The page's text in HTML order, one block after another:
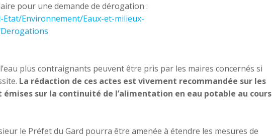
pour une demande de dérogation :
Environnement/Eaux-et-milieux-
plus contraignants peuvent être pris par les maires concernés si
La rédaction de ces actes est vivement recommandée sur les
sur la continuité de l’alimentation en eau potable au cours
le Préfet du Gard pourra être amenée à étendre les mesures de